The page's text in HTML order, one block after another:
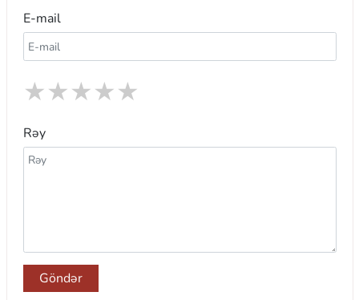
E-mail
★
★
★
★
★
Rəy
Göndər